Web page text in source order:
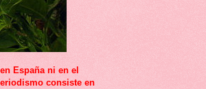
España ni en el
consiste en